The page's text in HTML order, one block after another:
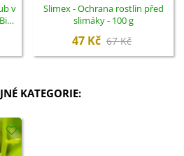
v
Slimex - Ochrana rostlin před
slimáky - 100 g
47 Kč 67 Kč
KATEGORIE: